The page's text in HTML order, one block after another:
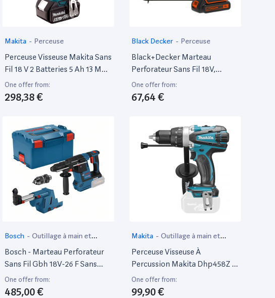
Makita - Perceuse
Perceuse Visseuse Makita Sans
Fil 18 V 2 Batteries 5 Ah 13 Mm
Chargeur Et Coffret Mak Pac -
Ddf484Rtj
One offer from:
298,38 €
Black Decker - Perceuse
Black+Decker Marteau
Perforateur Sans Fil 18V,
Batterie 1.5Ah, Chargeur
400Ma, Mallette, Bdchd18K-
Qw
One offer from:
67,64 €
Bosch - Outillage à main et
électroportatif
Bosch - Marteau Perforateur
Sans Fil Gbh 18V-26 F Sans
Batterie Ni Chargeur Gde 18V-
16 En L-Boxx 238
One offer from:
485,00 €
Makita - Outillage à main et
électroportatif
Perceuse Visseuse À
Percussion Makita Dhp458Z -
18V - Li-Ion - Ø13 Mm - Sans
Batterie, Ni Chargeur
One offer from:
99,90 €